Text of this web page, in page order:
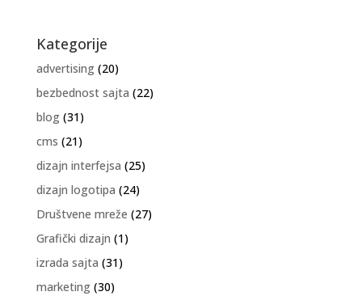
Kategorije
advertising(20)
bezbednost sajta (22)
blog(31)
cms (21)
dizajn interfejsa (25)
dizajn logotipa (24)
Društvene mreže (27)
Grafički dizajn (1)
izrada sajta (31)
marketing(30)